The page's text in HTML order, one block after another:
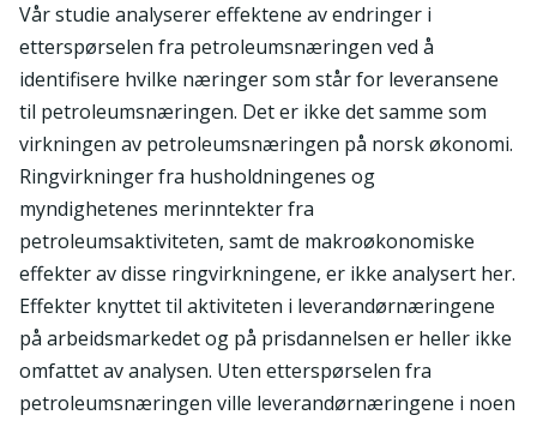
Vår studie analyserer effektene av endringer i
etterspørselen fra petroleumsnæringen ved å
identifisere hvilke næringer som står for leveransene
til petroleumsnæringen. Det er ikke det samme som
virkningen av petroleumsnæringen på norsk økonomi.
Ringvirkninger fra husholdningenes og
myndighetenes merinntekter fra
petroleumsaktiviteten, samt de makroøkonomiske
effekter av disse ringvirkningene, er ikke analysert her.
Effekter knyttet til aktiviteten i leverandørnæringene
på arbeidsmarkedet og på prisdannelsen er heller ikke
omfattet av analysen. Uten etterspørselen fra
petroleumsnæringen ville leverandørnæringene i noen